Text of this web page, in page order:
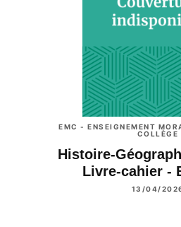
EMC - ENSEIGNEMENT
COLLÈGE
Histoire-
Livre-cahier -
13/04/